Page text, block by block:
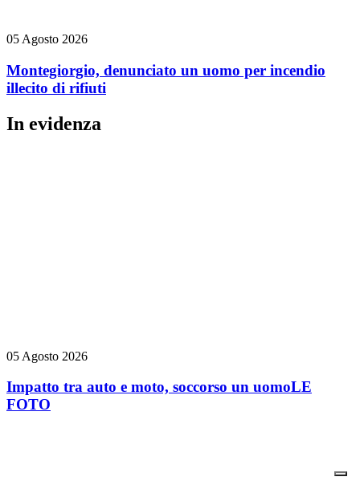
05 Agosto 2026
Montegiorgio, denunciato un uomo per incendio
illecito di rifiuti
In evidenza
05 Agosto 2026
Impatto tra auto e moto, soccorso un uomoLE
FOTO